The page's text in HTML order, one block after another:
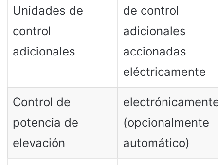
Unidades de
control
adicionales
de control
adicionales
accionadas
eléctricamente
Control de
potencia de
elevación
(opcionalmente
automático)